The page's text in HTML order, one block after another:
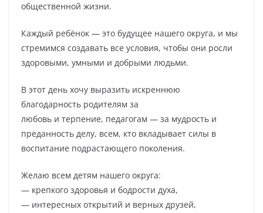
общественной жизни.
Каждый ребёнок — это будущее нашего округа, и мы
стремимся создавать все условия, чтобы они росли
здоровыми, умными и добрыми людьми.
В этот день хочу выразить искреннюю
благодарность родителям за
любовь и терпение, педагогам — за мудрость и
преданность делу, всем, кто вкладывает силы в
воспитание подрастающего поколения.
Желаю всем детям нашего округа:
— крепкого здоровья и бодрости духа,
— интересных открытий и верных друзей,